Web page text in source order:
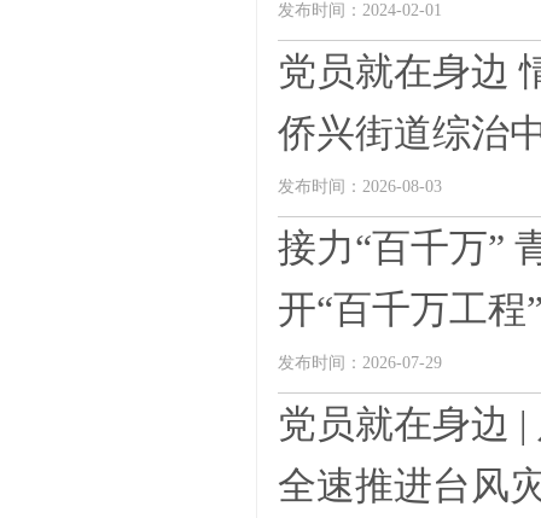
发布时间：2024-02-01
党员就在身边
侨兴街道综治
发布时间：2026-08-03
接力“百千万”
开“百千万工程
发布时间：2026-07-29
党员就在身边
全速推进台风